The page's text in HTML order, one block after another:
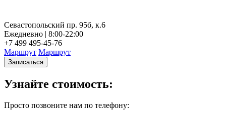
Севастопольский пр. 95б, к.6
Ежедневно | 8:00-22:00
+7 499 495-45-76
Маршрут Маршрут
Записаться
Узнайте стоимость:
Просто позвоните нам по телефону: